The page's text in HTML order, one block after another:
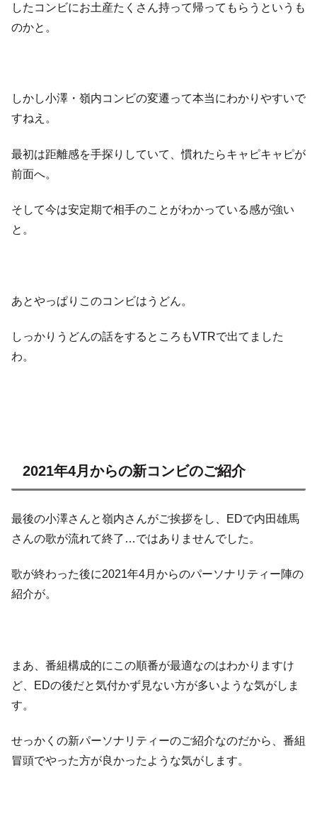
したコンビにお土産たくさん持って帰ってもらうというも
のかと。
しかし小澤・嶺内コンビの変遷って本当にわかりやすいで
すねえ。
最初は距離感を手探りしていて、慣れたらキャピキャピが
前面へ。
そして今は安定期で相手のことがわかっている感が強い
と。
あとやっぱりこのコンビはうどん。
しっかりうどんの話をするところもVTRで出てました
わ。
2021年4月からの新コンビのご紹介
最後の小澤さんと嶺内さんがご挨拶をし、EDで内田雄馬
さんの歌が流れて終了…ではありませんでした。
歌が終わった後に2021年4月からのパーソナリティー陣の
紹介が。
まあ、番組構成的にこの順番が最適なのはわかりますけ
ど、EDの後だと気付かず見ない方が多いような気がしま
す。
せっかくの新パーソナリティーのご紹介なのだから、番組
冒頭でやった方が良かったような気がします。